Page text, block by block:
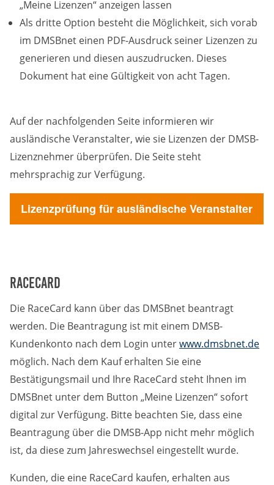
„Meine Lizenzen“ anzeigen lassen
Als dritte Option besteht die Möglichkeit, sich vorab
im DMSBnet einen PDF-Ausdruck seiner Lizenzen zu
generieren und diesen auszudrucken. Dieses
Dokument hat eine Gültigkeit von acht Tagen.
Auf der nachfolgenden Seite informieren wir
ausländische Veranstalter, wie sie Lizenzen der DMSB-
Lizenznehmer überprüfen. Die Seite steht
mehrsprachig zur Verfügung.
Lizenzprüfung für ausländische Veranstalter
RaceCard
Die RaceCard kann über das DMSBnet beantragt
werden. Die Beantragung ist mit einem DMSB-
Kundenkonto nach dem Login unterwww.dmsbnet.de
möglich. Nach dem Kauf erhalten Sie eine
Bestätigungsmail und Ihre RaceCard steht Ihnen im
DMSBnet unter dem Button „Meine Lizenzen“ sofort
digital zur Verfügung. Bitte beachten Sie, dass eine
Beantragung über die DMSB-App nicht mehr möglich
ist, da diese zum Jahreswechsel eingestellt wurde.
Kunden, die eine RaceCard kaufen, erhalten aus